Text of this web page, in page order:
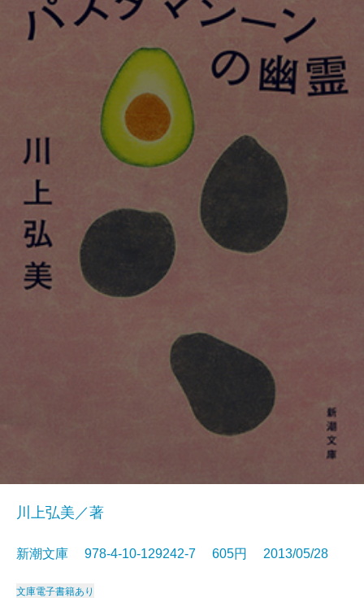
川上弘美／著
新潮文庫 978-4-10-129242-7 605円 2013/05/28
文庫電子書籍あり